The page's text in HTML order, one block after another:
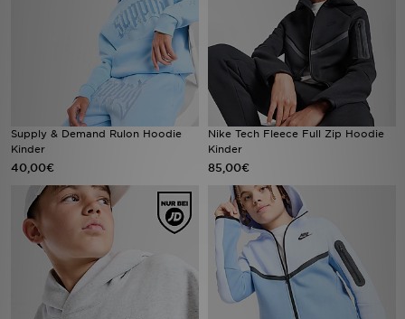
Supply & Demand Rulon Hoodie
Kinder
40,00€
Nike Tech Fleece Full Zip Hoodie
Kinder
85,00€
Hilfe & Kontakt
Geschenkgutschein
Studenten
Blog